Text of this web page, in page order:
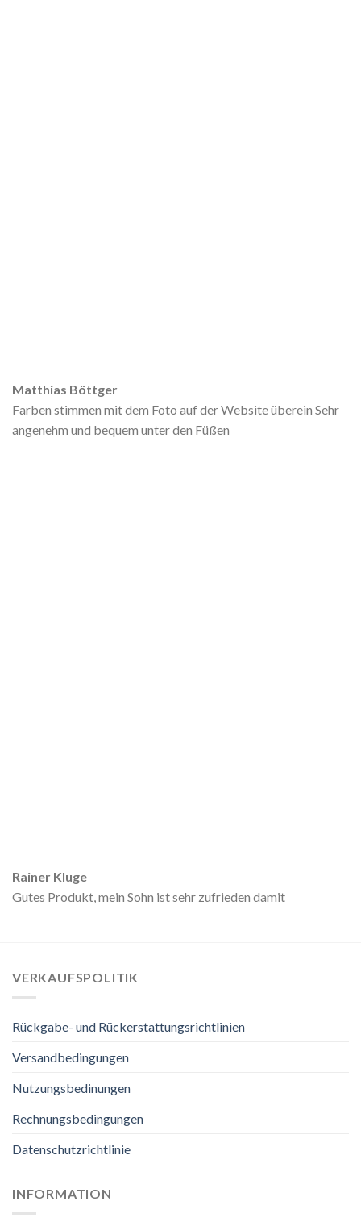
Matthias Böttger
Farben stimmen mit dem Foto auf der Website überein Sehr
angenehm und bequem unter den Füßen
Rainer Kluge
Gutes Produkt, mein Sohn ist sehr zufrieden damit
VERKAUFSPOLITIK
Rückgabe- und Rückerstattungsrichtlinien
Versandbedingungen
Nutzungsbedinungen
Rechnungsbedingungen
Datenschutzrichtlinie
INFORMATION